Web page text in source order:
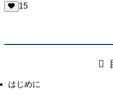
15
はじめに